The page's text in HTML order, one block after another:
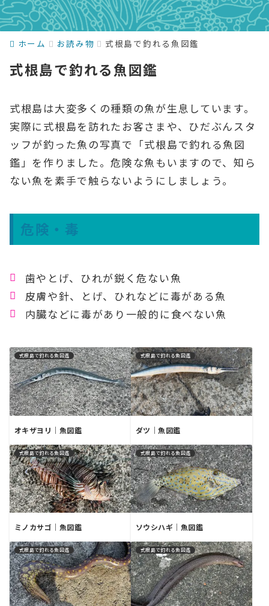
ホーム お読み物 式根島で釣れる魚図鑑
式根島で釣れる魚図鑑
式根島は大変多くの種類の魚が生息しています。
実際に式根島を訪れたお客さまや、ひだぶんスタ
ッフが釣った魚の写真で「式根島で釣れる魚図
鑑」を作りました。危険な魚もいますので、知ら
ない魚を素手で触らないようにしましょう。
危険・毒
歯やとげ、ひれが鋭く危ない魚
皮膚や針、とげ、ひれなどに毒がある魚
内臓などに毒があり一般的に食べない魚
式根島で釣れる魚図鑑
オキザヨリ｜魚図鑑
式根島で釣れる魚図鑑
ダツ｜魚図鑑
式根島で釣れる魚図鑑
ミノカサゴ｜魚図鑑
式根島で釣れる魚図鑑
ソウシハギ｜魚図鑑
式根島で釣れる魚図鑑 式根島で釣れる魚図鑑